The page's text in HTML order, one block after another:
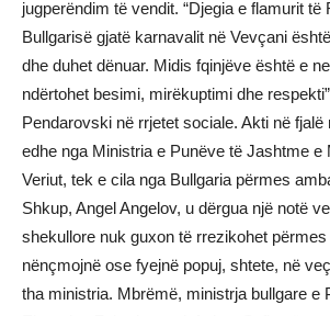
jugperëndim të vendit. “Djegia e flamurit të
Bullgarisë gjatë karnavalit në Vevçani
dhe duhet dënuar. Midis fqinjëve është e
ndërtohet besimi, mirëkuptimi dhe
Pendarovski në rrjetet sociale. Akti në fjalë
edhe nga Ministria e Punëve të Jashtme e
Veriut, tek e cila nga Bullgaria përmes
Shkup, Angel Angelov, u dërgua një notë
shekullore nuk guxon të rrezikohet
nënçmojnë ose fyejnë popuj, shtete, në
tha ministria. Mbrëmë, ministrja bullgare e